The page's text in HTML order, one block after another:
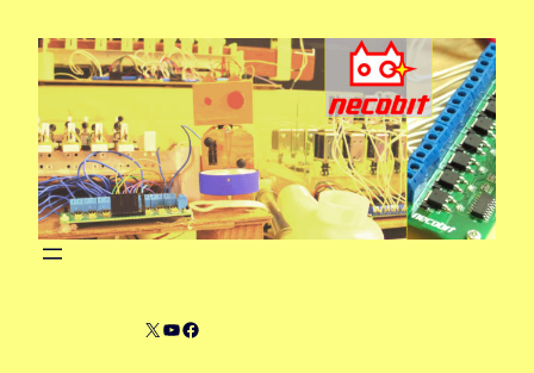
X YouTube
Facebook